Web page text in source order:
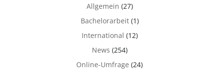
Allgemein (27)
Bachelorarbeit(1)
International (12)
News (254)
Online-Umfrage (24)